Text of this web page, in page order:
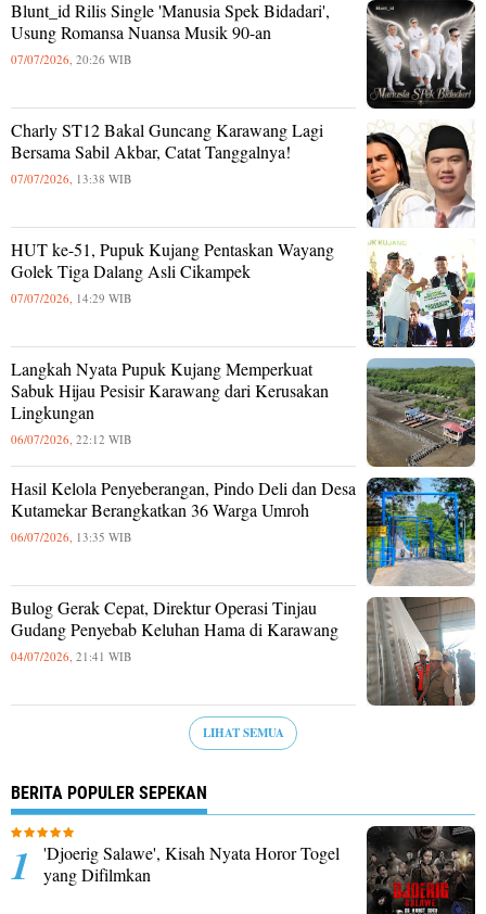
Blunt_id Rilis Single 'Manusia Spek Bidadari',
Usung Romansa Nuansa Musik 90-an
07/07/2026, 20:26 WIB
Charly ST12 Bakal Guncang Karawang Lagi
Bersama Sabil Akbar, Catat Tanggalnya!
07/07/2026, 13:38 WIB
HUT ke-51, Pupuk Kujang Pentaskan Wayang
Golek Tiga Dalang Asli Cikampek
07/07/2026, 14:29 WIB
Langkah Nyata Pupuk Kujang Memperkuat
Sabuk Hijau Pesisir Karawang dari Kerusakan
Lingkungan
06/07/2026, 22:12 WIB
Hasil Kelola Penyeberangan, Pindo Deli dan Desa
Kutamekar Berangkatkan 36 Warga Umroh
06/07/2026, 13:35 WIB
Bulog Gerak Cepat, Direktur Operasi Tinjau
Gudang Penyebab Keluhan Hama di Karawang
04/07/2026, 21:41 WIB
LIHAT SEMUA
BERITA POPULER SEPEKAN
'Djoerig Salawe', Kisah Nyata Horor Togel
yang Difilmkan